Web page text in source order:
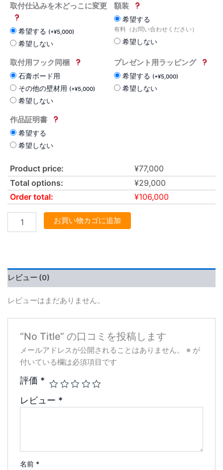
取付仕込みを木どっこに変更
希望する (+¥5,000)
希望しない
額装
希望する
有料（お問い合わせください）
希望しない
取付用フック同梱
石膏ボード用
その他の壁材用 (+¥5,000)
希望しない
プレゼント用ラッピング
希望する (+¥5,000)
希望しない
作品証明書
希望する
希望しない
Product price: ¥77,000
Total options:
¥29,000
Order total:
¥106,000
お買い物カゴに追加
レビュー (0)
レビューはまだありません。
“No Title” の口コミを投稿します
メールアドレスが公開されることはありません。 ※ が
付いている欄は必須項目です
評価 *
レビュー *
名前 *